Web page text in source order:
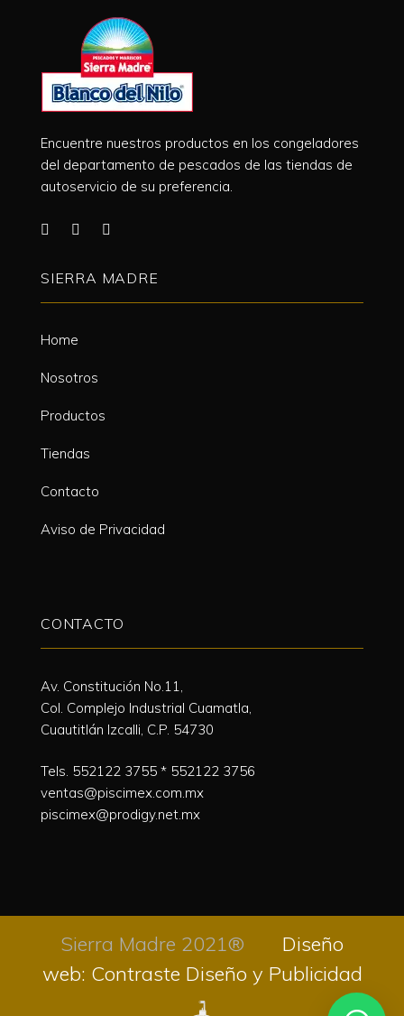
Encuentre nuestros productos en los congeladores
del departamento de pescados de las tiendas de
autoservicio de su preferencia.
SIERRA MADRE
Home
Nosotros
Productos
Tiendas
Contacto
Aviso de Privacidad
CONTACTO
Av. Constitución No.11,
Col. Complejo Industrial Cuamatla,
Cuautitlán Izcalli, C.P. 54730
Tels. 552122 3755 * 552122 3756
ventas@piscimex.com.mx
piscimex@prodigy.net.mx
Sierra Madre 2021®
Diseño
web: Contraste Diseño y Publicidad